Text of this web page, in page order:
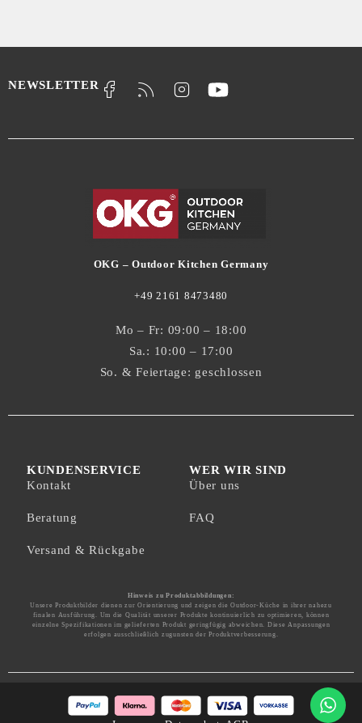
OKG – Outdoor Kitchen Germany
+49 2161 8473480
Mo – Fr: 09:00 – 18:00
Sa.: 10:00 – 17:00
So. & Feiertage: geschlossen
WER WIR SIND
Über uns
FAQ
KUNDENSERVICE
Kontakt
Beratung
Versand & Rückgabe
NEWSLETTER
Hinweis zu Produktabbildungen:
Unsere Produktbilder dienen zur Orientierung und zeigen die Outdoor-Küche in ihrer nahezu
finalen Ausführung. Um die Qualität unserer Produkte kontinuierlich zu optimieren, können
einzelne Spezifikationen im gelieferten Produkt geringfügig abweichen. Diese Anpassungen
erfolgen ausschließlich zugunsten der Produktverbesserung.